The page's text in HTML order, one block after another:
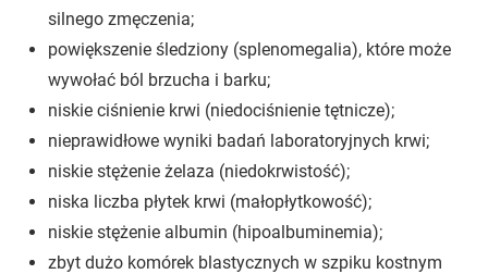
silnego zmęczenia;
powiększenie śledziony (splenomegalia), które może
wywołać ból brzucha i barku;
niskie ciśnienie krwi (niedociśnienie tętnicze);
nieprawidłowe wyniki badań laboratoryjnych krwi;
niskie stężenie żelaza (niedokrwistość);
niska liczba płytek krwi (małopłytkowość);
niskie stężenie albumin (hipoalbuminemia);
zbyt dużo komórek blastycznych w szpiku kostnym